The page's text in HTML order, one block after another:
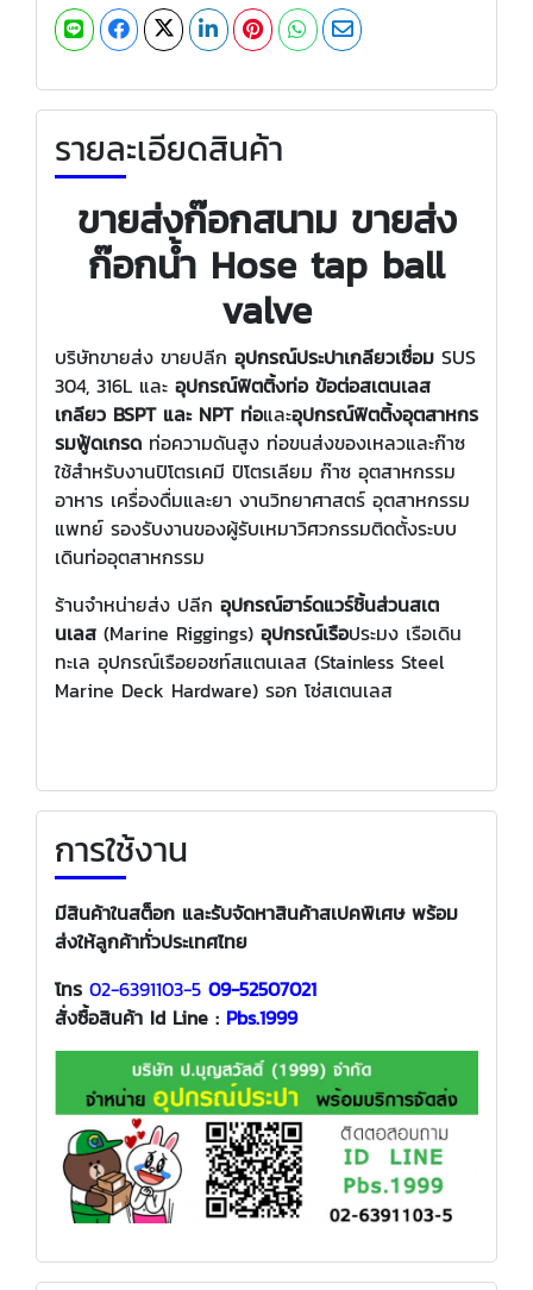
รายละเอียดสินค้า
ขายส่งก๊อกสนาม ขายส่ง
ก๊อกน้ำ Hose tap ball
valve
บริษัทขายส่ง ขายปลีก อุปกรณ์ประปาเกลียวเชื่อม SUS
304, 316L และ อุปกรณ์ฟิตติ้งท่อ ข้อต่อสเตนเลส
เกลียว BSPT และ NPT ท่อและอุปกรณ์ฟิตติ้งอุตสาหกร
รมฟู้ดเกรด ท่อความดันสูง ท่อขนส่งของเหลวและก๊าซ
ใช้สำหรับงานปิโตรเคมี ปิโตรเลียม ก๊าซ อุตสาหกรรม
อาหาร เครื่องดื่มและยา งานวิทยาศาสตร์ อุตสาหกรรม
แพทย์ รองรับงานของผู้รับเหมาวิศวกรรมติดตั้งระบบ
เดินท่ออุตสาหกรรม
ร้านจำหน่ายส่ง ปลีก อุปกรณ์ฮาร์ดแวร์ชิ้นส่วนสเต
นเลส (Marine Riggings) อุปกรณ์เรือประมง เรือเดิน
ทะเล อุปกรณ์เรือยอชท์สแตนเลส (Stainless Steel
Marine Deck Hardware) รอก โซ่สเตนเลส
การใช้งาน
มีสินค้าในสต็อก และรับจัดหาสินค้าสเปคพิเศษ พร้อม
ส่งให้ลูกค้าทั่วประเทศไทย
โทร 02-6391103-5 09-52507021
สั่งซื้อสินค้า Id Line : Pbs.1999